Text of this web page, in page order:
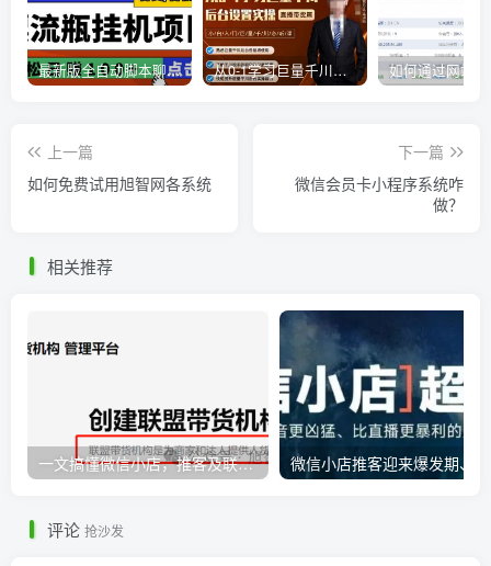
最新版全自动脚本聊天挂机漂流瓶项目，单窗口稳定每天收益100+ 从0-1学习巨量千川，后台设置实操，直播带货篇，新手小白入门千川必听课
上一篇
如何免费试用旭智网各系统
下一篇
微信会员卡小程序系统咋
做？
相关推荐
一文搞懂微信小店，推客及联盟带货机构之间的相互联系
评论 抢沙发